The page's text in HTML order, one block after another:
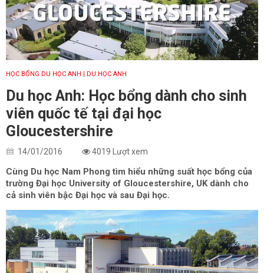
HỌC BỔNG DU HỌC ANH | DU HỌC ANH
Du học Anh: Học bổng dành cho sinh
viên quốc tế tại đại học
Gloucestershire
14/01/2016 4019 Lượt xem
Cùng Du học Nam Phong tìm hiểu những suất học bổng của
trường Đại học University of Gloucestershire, UK dành cho
cả sinh viên bậc Đại học và sau Đại học.